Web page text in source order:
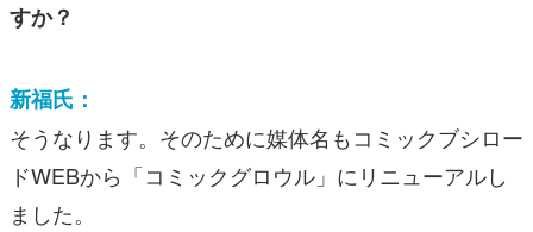
すか？
新福氏：
そうなります。そのために媒体名もコミックブシロー
ドWEBから「コミックグロウル」にリニューアルし
ました。